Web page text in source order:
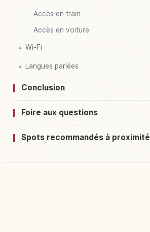
Accès en train
Accès en voiture
Wi-Fi
Langues parlées
Conclusion
Foire aux questions
Spots recommandés à proximité